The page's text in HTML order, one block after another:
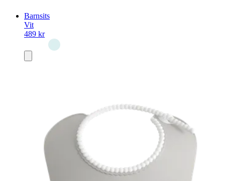
Barnsits
Vit
489 kr
i